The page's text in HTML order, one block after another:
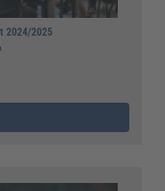
2024/2025